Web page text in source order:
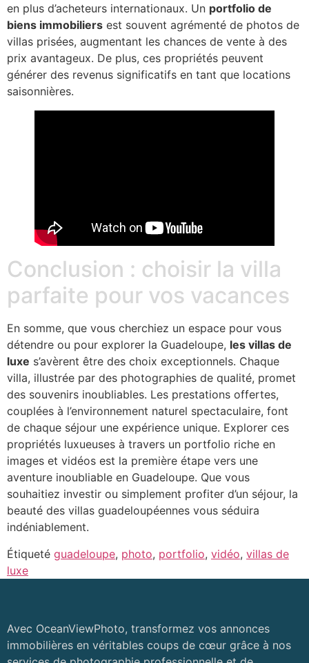
en plus d’acheteurs internationaux. Un portfolio de
biens immobiliers est souvent agrémenté de photos de
villas prisées, augmentant les chances de vente à des
prix avantageux. De plus, ces propriétés peuvent
générer des revenus significatifs en tant que locations
saisonnières.
Conclusion : choisir la villa
parfaite pour vos vacances
En somme, que vous cherchiez un espace pour vous
détendre ou pour explorer la Guadeloupe, les villas de
luxe s’avèrent être des choix exceptionnels. Chaque
villa, illustrée par des photographies de qualité, promet
des souvenirs inoubliables. Les prestations offertes,
couplées à l’environnement naturel spectaculaire, font
de chaque séjour une expérience unique. Explorer ces
propriétés luxueuses à travers un portfolio riche en
images et vidéos est la première étape vers une
aventure inoubliable en Guadeloupe. Que vous
souhaitiez investir ou simplement profiter d’un séjour, la
beauté des villas guadeloupéennes vous séduira
indéniablement.
Étiqueté guadeloupe, photo, portfolio, vidéo, villas de
luxe
Avec OceanViewPhoto, transformez vos annonces
immobilières en véritables coups de cœur grâce à nos